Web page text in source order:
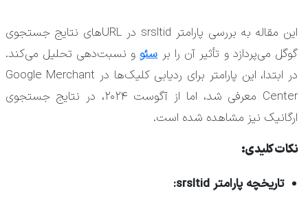
این مقاله به بررسی پارامتر srsltid در URLهای نتایج جستجوی
گوگل می‌پردازد و تأثیر آن را بر سئوو نسبت‌دهی تحلیل می‌کند.
در ابتدا، این پارامتر برای ردیابی کلیک‌ها در Google Merchant
Center معرفی شد، اما از آگوست ۲۰۲۴، در نتایج جستجوی
ارگانیک نیز مشاهده شده است.
نکات کلیدی:
تاریخچه پارامتر srsltid: